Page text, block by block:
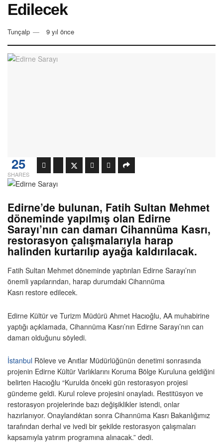
Edilecek
Tunçalp 9 yıl önce
25
SHARES
Edirne’de bulunan, Fatih Sultan Mehmet
döneminde yapılmış olan Edirne
Sarayı’nın can damarı Cihannüma Kasrı,
restorasyon çalışmalarıyla harap
halinden kurtarılıp ayağa kaldırılacak.
Fatih Sultan Mehmet döneminde yaptırılan Edirne Sarayı’nın
önemli yapılarından, harap durumdaki Cihannüma
Kasrı restore edilecek.
Edirne Kültür ve Turizm Müdürü Ahmet Hacıoğlu, AA muhabirine
yaptığı açıklamada, Cihannüma Kasrı’nın Edirne Sarayı’nın can
damarı olduğunu söyledi.
İstanbul Röleve ve Anıtlar Müdürlüğünün denetimi sonrasında
projenin Edirne Kültür Varlıklarını Koruma Bölge Kuruluna geldiğini
belirten Hacıoğlu “Kurulda önceki gün restorasyon projesi
gündeme geldi. Kurul roleve projesini onayladı. Restitüsyon ve
restorasyon projelerinde bazı değişiklikler istendi, onlar
hazırlanıyor. Onaylandıktan sonra Cihannüma Kasrı Bakanlığımız
tarafından derhal ve ivedi bir şekilde restorasyon çalışmaları
kapsamıyla yatırım programına alınacak.” dedi.